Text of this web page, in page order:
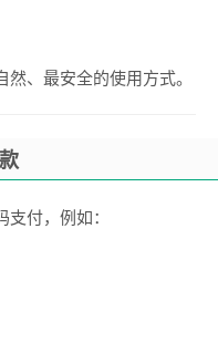
、最安全的使用方式。
付，例如：